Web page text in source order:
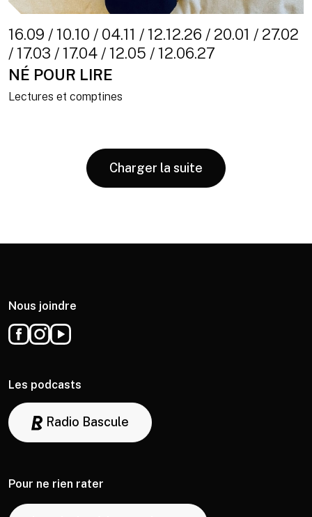
16.09 / 10.10 / 04.11 / 12.12.26 / 20.01 / 27.02
/ 17.03 / 17.04 / 12.05 / 12.06.27
NÉ POUR LIRE
Lectures et comptines
Charger la suite
Nous joindre
Les podcasts
Radio Bascule
Pour ne rien rater